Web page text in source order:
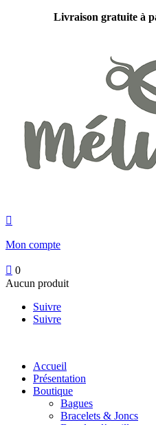
Livraison gratuite à

Mon compte
 0
Aucun produit
Suivre
Suivre
Accueil
Présentation
Boutique
Bagues
Bracelets & Joncs